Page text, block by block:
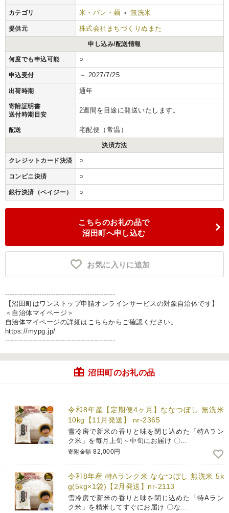
カテゴリ 米・パン・麺 > 無洗米
提供元 株式会社まちづくりぬまた
申し込み/配送情報
何度でも申込可能 ○
申込受付 ～ 2027/7/25
出荷時期 通年
寄附証明書
送付時期目安
2週間を目途に発送いたします。
配送 宅配便（常温）
決済方法
クレジットカード決済 ○
コンビニ決済 ○
銀行決済（ペイジー） ○
こちらのお礼の品で
沼田町へ申し込む
お気に入りに追加
------------------------------------------------
【沼田町はワンストップ申請オンラインサービスの対象自治体です】
＜自治体マイページ＞
自治体マイページの詳細はこちらからご確認ください。
https://mypg.jp/
------------------------------------------------
沼田町のお礼の品
令和8年産【定期便4ヶ月】ななつぼし 無洗米
10kg【11月発送】 nr-2365
雪冷房で新米の香りと味を閉じ込めた「特Aラン
ク米」を毎月上旬～中旬にお届け 〇…
寄附金額 82,000円
令和8年産 特Aランク米 ななつぼし 無洗米 5k
g(5kg×1袋)【2月発送】nr-2113
雪冷房で新米の香りと味を閉じ込めた「特Aラン
ク米」を精米してすぐにお届け 〇な…